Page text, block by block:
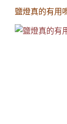
鹽燈真的有用